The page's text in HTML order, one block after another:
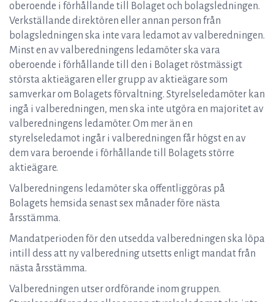
oberoende i förhållande till Bolaget och bolagsledningen.
Verkställande direktören eller annan person från
bolagsledningen ska inte vara ledamot av valberedningen.
Minst en av valberedningens ledamöter ska vara
oberoende i förhållande till den i Bolaget röstmässigt
största aktieägaren eller grupp av aktieägare som
samverkar om Bolagets förvaltning. Styrelseledamöter kan
ingå i valberedningen, men ska inte utgöra en majoritet av
valberedningens ledamöter. Om mer än en
styrelseledamot ingår i valberedningen får högst en av
dem vara beroende i förhållande till Bolagets större
aktieägare.
Valberedningens ledamöter ska offentliggöras på
Bolagets hemsida senast sex månader före nästa
årsstämma.
Mandatperioden för den utsedda valberedningen ska löpa
intill dess att ny valberedning utsetts enligt mandat från
nästa årsstämma.
Valberedningen utser ordförande inom gruppen.